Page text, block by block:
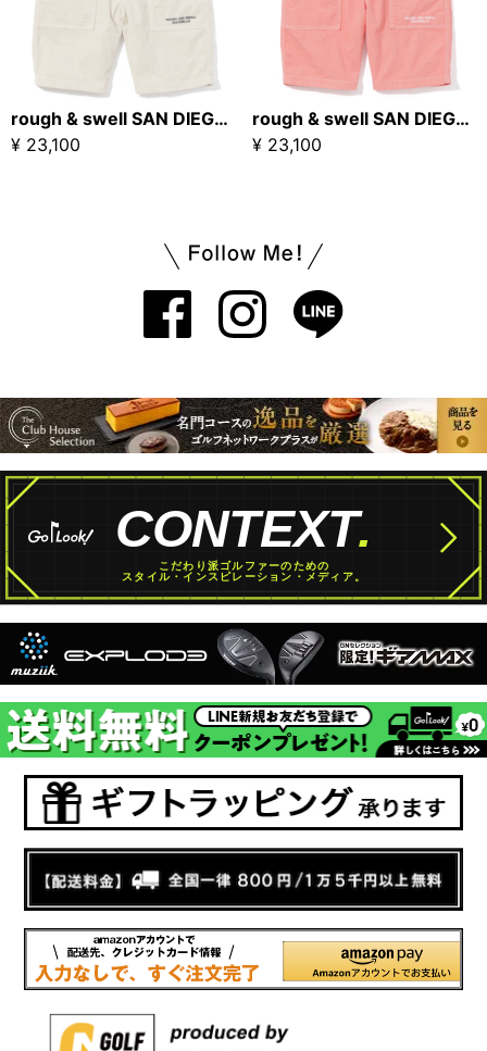
rough & swell SAN DIEGO SHORTS アイボリー
¥ 23,100
rough & swell SAN DIEGO SHORTS ピンク
¥ 23,100